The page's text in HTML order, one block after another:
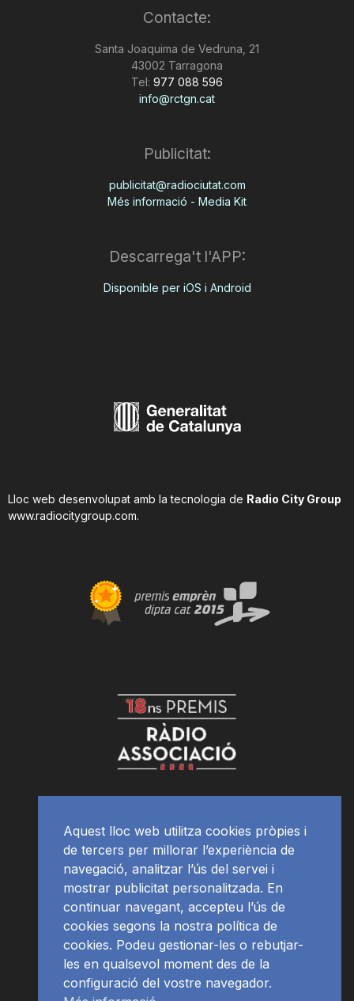
Contacte:
Santa Joaquima de Vedruna, 21
43002 Tarragona
Tel: 977 088 596
info@rctgn.cat
Publicitat:
publicitat@radiociutat.com
Més informació - Media Kit
Descarrega't l'APP:
Disponible per iOS i Android
Lloc web desenvolupat amb la tecnologia de Radio City Group
www.radiocitygroup.com.
Aquest lloc web utilitza cookies pròpies i
de tercers per millorar l’experiència de
navegació, analitzar l’ús del servei i
mostrar publicitat personalitzada. En
continuar navegant, accepteu l’ús de
cookies segons la nostra política de
cookies. Podeu gestionar-les o rebutjar-
les en qualsevol moment des de la
configuració del vostre navegador.